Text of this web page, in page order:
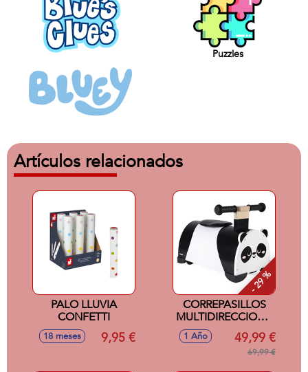
Puzzles
Artículos relacionados
PALO LLUVIA
CONFETTI
18 meses 9,95 €
- 29 %
CORREPASILLOS
MULTIDIRECCIONAL
1 Año 49,99 €
69,99 €